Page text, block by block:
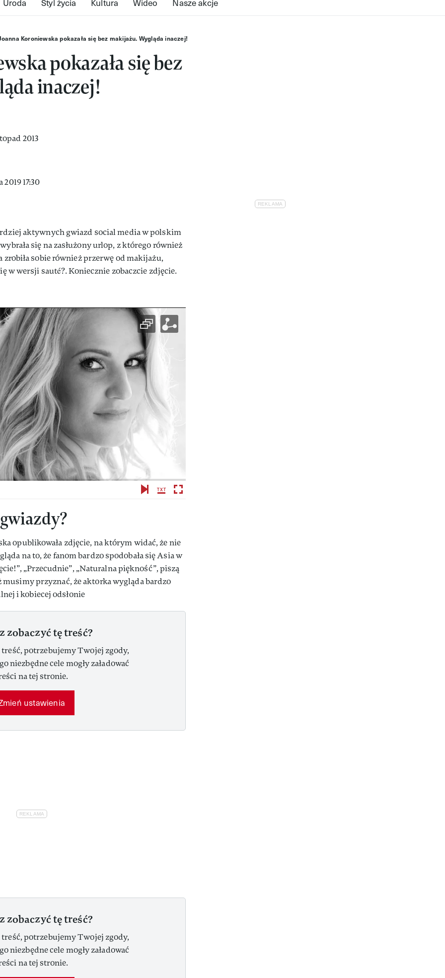
Koroniewska pokazała się bez makijażu. Wygląda inaczej!
pokazała się bez
inaczej!
17:30
aktywnych gwiazd social media w polskim
się na zasłużony urlop, z którego również
zrobiła sobie również przerwę od makijażu,
w wersji sauté?. Koniecznie zobaczcie zdjęcie.
opublikowała zdjęcie, na którym widać, że nie
na to, że fanom bardzo spodobała się Asia w
„Przecudnie”, „Naturalna piękność”, piszą
przyznać, że aktorka wygląda bardzo
i kobiecej odsłonie
zobaczyć tę treść?
potrzebujemy Twojej zgody,
niezbędne cele mogły załadować
na tej stronie.
ustawienia
zobaczyć tę treść?
potrzebujemy Twojej zgody,
niezbędne cele mogły załadować
na tej stronie.